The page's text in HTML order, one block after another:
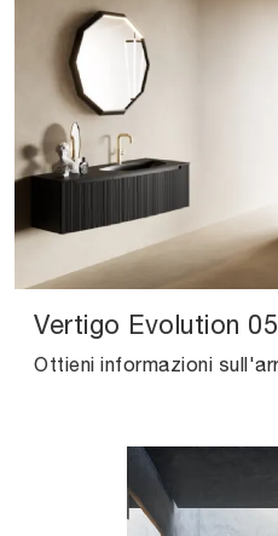
Vertigo Evolution 05